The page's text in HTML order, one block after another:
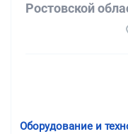
Ростовской
Оборудование и